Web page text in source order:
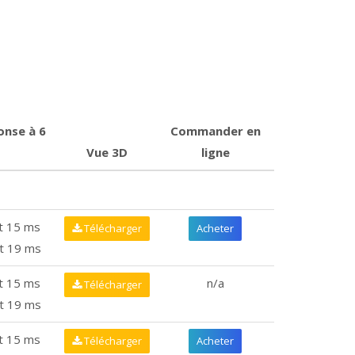
à 6
Vue 3D
Commander en
ligne
15 ms
19 ms
Télécharger Acheter
15 ms
19 ms
Télécharger n/a
15 ms
Télécharger Acheter